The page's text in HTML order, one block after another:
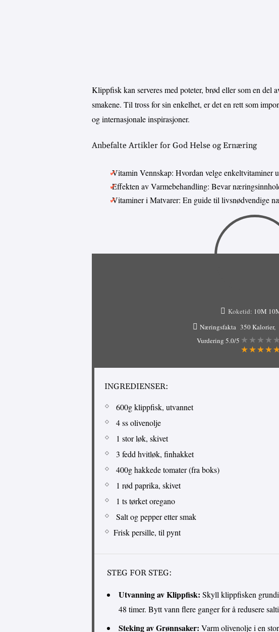
Klippfisk kan serveres med poteter, brød eller som en del
smakene. Til tross for sin enkelhet, er det en rett som
og internasjonale inspirasjoner.
Anbefalte Artikler for God Helse og Ernæring
Vitamin Vennskap: Hvordan velge enkeltvitaminer
Effekten av Varmebehandling: Bevar
Vitaminer i Matvarer: En guide til livsnødvendige
Koketid: 10M
Næringsfakta 350 Kalorier
Vurdering 5.0/5
INGREDIENSER:
600g klippfisk, utvannet
4 ss olivenolje
1 stor løk, skivet
3 fedd hvitløk, finhakket
400g hakkede tomater (fra boks)
1 rød paprika, skivet
1 ts tørket oregano
Salt og pepper etter smak
Frisk persille, til pynt
STEG FOR STEG:
Utvanning av Klippfisk: Skyll klippfisken
48 timer. Bytt vann flere ganger for å redusere
Steking av Grønnsaker: Varm olivenolje i en